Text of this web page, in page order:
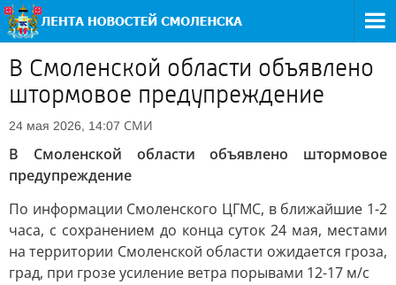
В Смоленской области объявлено
штормовое предупреждение
24 мая 2026, 14:07 СМИ
В Смоленской области объявлено штормовое
предупреждение
По информации Смоленского ЦГМС, в ближайшие 1-2
часа, с сохранением до конца суток 24 мая, местами
на территории Смоленской области ожидается гроза,
град, при грозе усиление ветра порывами 12-17 м/с